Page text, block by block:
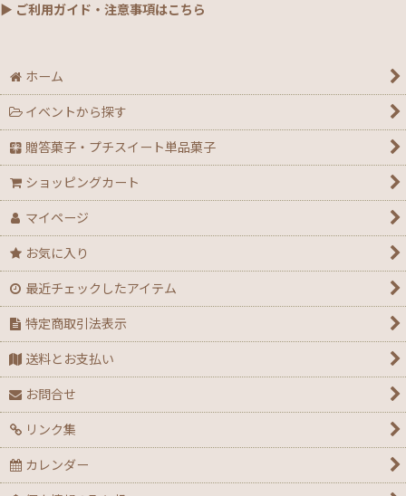
▶ ご利用ガイド・注意事項はこちら
ホーム
イベントから探す
贈答菓子・プチスイート単品菓子
ショッピングカート
マイページ
お気に入り
最近チェックしたアイテム
特定商取引法表示
送料とお支払い
お問合せ
リンク集
カレンダー